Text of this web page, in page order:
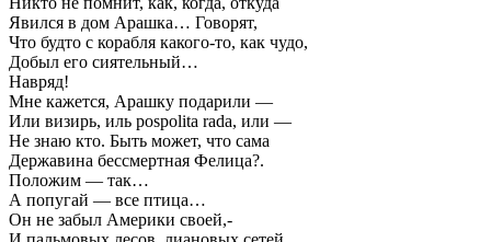
Явился в дом Арашка… Говорят,
Что будто с корабля какого-то, как чудо,
Добыл его сиятельный…
Навряд!
Мне кажется, Арашку подарили —
Или визирь, иль pospolita rada, или —
Не знаю кто. Быть может, что сама
Державина бессмертная Фелица?.
Положим — так…
А попугай — все птица…
Он не забыл Америки своей,-